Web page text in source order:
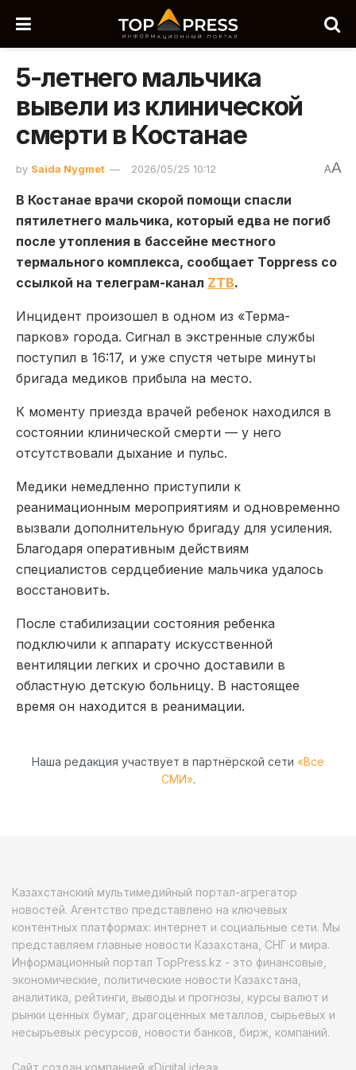
5-летнего мальчика
вывели из клинической
смерти в Костанае
by Saida Nygmet 2026/05/25 10:12 AA
В Костанае врачи скорой помощи спасли
пятилетнего мальчика, который едва не погиб
после утопления в бассейне местного
термального комплекса, сообщает Toppress со
ссылкой на телеграм-канал ZTB.
Инцидент произошел в одном из «Терма-
парков» города. Сигнал в экстренные службы
поступил в 16:17, и уже спустя четыре минуты
бригада медиков прибыла на место.
К моменту приезда врачей ребенок находился в
состоянии клинической смерти — у него
отсутствовали дыхание и пульс.
Медики немедленно приступили к
реанимационным мероприятиям и одновременно
вызвали дополнительную бригаду для усиления.
Благодаря оперативным действиям
специалистов сердцебиение мальчика удалось
восстановить.
После стабилизации состояния ребенка
подключили к аппарату искусственной
вентиляции легких и срочно доставили в
областную детскую больницу. В настоящее
время он находится в реанимации.
Наша редакция участвует в партнёрской сети «Все
СМИ».
Казахстанский мультимедийный портал-агрегатор
новостей. Агентство представлено на ключевых
контентных платформах: интернет и социальные сети. Мы
представляем главные новости Казахстана, СНГ и мира.
Информационный портал TopPress.kz - это финансовые,
экономические, политические новости Казахстана,
аналитика, рейтинги, выводы и прогнозы, курсы валют и
рынки ценных бумаг, драгоценных металлов, сырьевых и
несырьевых ресурсов, новости банков, бирж, компаний.
Сайт создан компанией «Digital idea»